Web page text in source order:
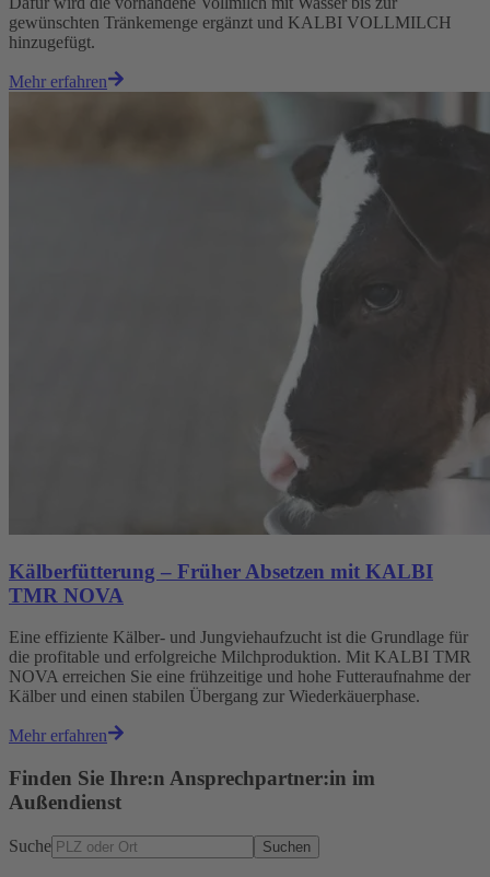
gewünschten Tränkemenge ergänzt und KALBI VOLLMILCH
hinzugefügt.
Mehr erfahren
Kälberfütterung – Früher Absetzen mit KALBI
TMR NOVA
Eine effiziente Kälber- und Jungviehaufzucht ist die Grundlage für
die profitable und erfolgreiche Milchproduktion. Mit KALBI TMR
NOVA erreichen Sie eine frühzeitige und hohe Futteraufnahme der
Kälber und einen stabilen Übergang zur Wiederkäuerphase.
Mehr erfahren
Finden Sie Ihre:n Ansprechpartner:in im
Außendienst
Suche Suchen